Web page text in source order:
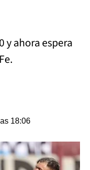
y ahora espera
18:06